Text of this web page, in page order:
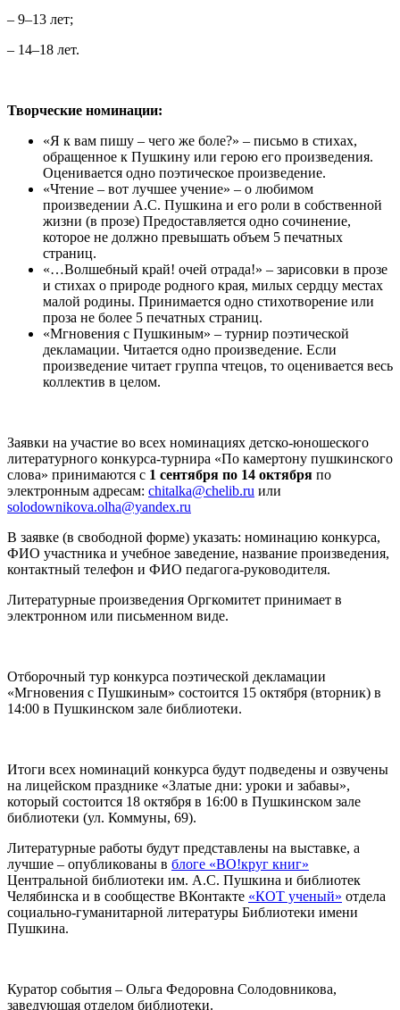
– 9–13 лет;
– 14–18 лет.
Творческие номинации:
«Я к вам пишу – чего же боле?» – письмо в стихах,
обращенное к Пушкину или герою его произведения.
Оценивается одно поэтическое произведение.
«Чтение – вот лучшее учение» – о любимом
произведении А.С. Пушкина и его роли в собственной
жизни (в прозе) Предоставляется одно сочинение,
которое не должно превышать объем 5 печатных
страниц.
«…Волшебный край! очей отрада!» – зарисовки в прозе
и стихах о природе родного края, милых сердцу местах
малой родины. Принимается одно стихотворение или
проза не более 5 печатных страниц.
«Мгновения с Пушкиным» – турнир поэтической
декламации. Читается одно произведение. Если
произведение читает группа чтецов, то оценивается весь
коллектив в целом.
Заявки на участие во всех номинациях детско-юношеского
литературного конкурса-турнира «По камертону пушкинского
слова» принимаются с 1 сентября по 14 октября по
электронным адресам: chitalka@chelib.ru или
solodownikova.olha@yandex.ru
В заявке (в свободной форме) указать: номинацию конкурса,
ФИО участника и учебное заведение, название произведения,
контактный телефон и ФИО педагога-руководителя.
Литературные произведения Оргкомитет принимает в
электронном или письменном виде.
Отборочный тур конкурса поэтической декламации
«Мгновения с Пушкиным» состоится 15 октября (вторник) в
14:00 в Пушкинском зале библиотеки.
Итоги всех номинаций конкурса будут подведены и озвучены
на лицейском празднике «Златые дни: уроки и забавы»,
который состоится 18 октября в 16:00 в Пушкинском зале
библиотеки (ул. Коммуны, 69).
Литературные работы будут представлены на выставке, а
лучшие – опубликованы в блоге «ВО!круг книг»
Центральной библиотеки им. А.С. Пушкина и библиотек
Челябинска и в сообществе ВКонтакте «КОТ ученый» отдела
социально-гуманитарной литературы Библиотеки имени
Пушкина.
Куратор события – Ольга Федоровна Солодовникова,
заведующая отделом библиотеки.